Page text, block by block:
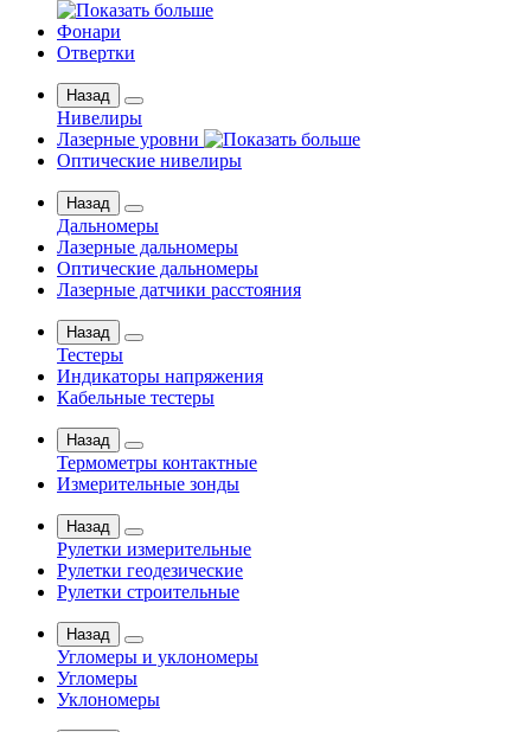
Фонари
Отвертки
Назад
Нивелиры
Лазерные уровни
Оптические нивелиры
Назад
Дальномеры
Лазерные дальномеры
Оптические дальномеры
Лазерные датчики расстояния
Назад
Тестеры
Индикаторы напряжения
Кабельные тестеры
Назад
Термометры контактные
Измерительные зонды
Назад
Рулетки измерительные
Рулетки геодезические
Рулетки строительные
Назад
Угломеры и уклономеры
Угломеры
Уклономеры